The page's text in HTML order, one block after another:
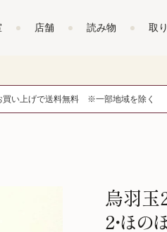
店舗 読み物 取
買い上げで送料無料 ※一部地域を除く
烏羽玉2
2・ほの